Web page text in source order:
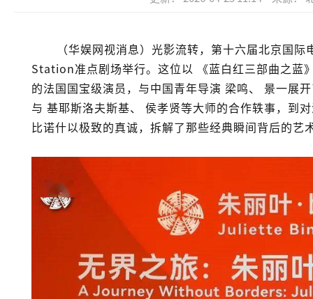
（华娱网视消息）光影流转，第十六届北京国
Station准点剧场举行。这位以
《蓝白红三部曲之蓝
的法国国宝级演员，与中国青年导演 梁鸣、 景一展
与 基耶斯洛夫斯基、 侯孝贤等大师的合作轶事，到
比诺什以极致的真诚，拆解了那些经典瞬间背后的艺